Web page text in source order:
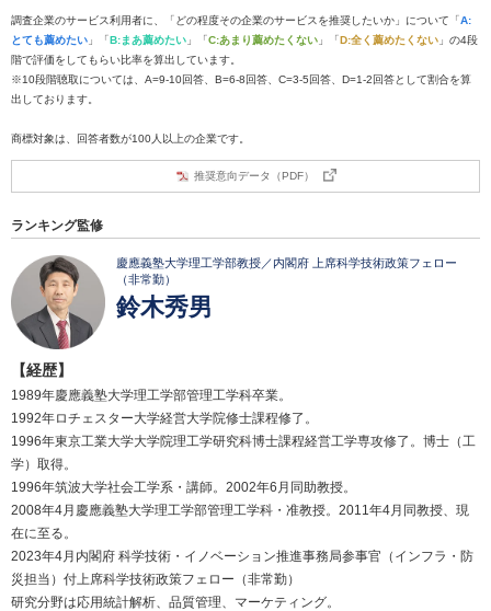
調査企業のサービス利用者に、「どの程度その企業のサービスを推奨したいか」について「A:
とても薦めたい 」「B:まあ薦めたい 」「C:あまり薦めたくない 」「D:全く薦めたくない 」の4段
階で評価をしてもらい比率を算出しています。
※10段階聴取については、A=9-10回答、B=6-8回答、C=3-5回答、D=1-2回答として割合を算
出しております。
商標対象は、回答者数が100人以上の企業です。
推奨意向データ（PDF）
ランキング監修
慶應義塾大学理工学部教授／内閣府 上席科学技術政策フェロー
（非常勤）
鈴木秀男
【経歴】
1989年慶應義塾大学理工学部管理工学科卒業。
1992年ロチェスター大学経営大学院修士課程修了。
1996年東京工業大学大学院理工学研究科博士課程経営工学専攻修了。博士（工
学）取得。
1996年筑波大学社会工学系・講師。2002年6月同助教授。
2008年4月慶應義塾大学理工学部管理工学科・准教授。2011年4月同教授、現
在に至る。
2023年4月内閣府 科学技術・イノベーション推進事務局参事官（インフラ・防
災担当）付上席科学技術政策フェロー（非常勤）
研究分野は応用統計解析、品質管理、マーケティング。